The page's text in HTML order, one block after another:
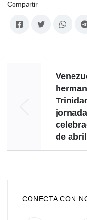
Compartir
de abril
CONECTA CON